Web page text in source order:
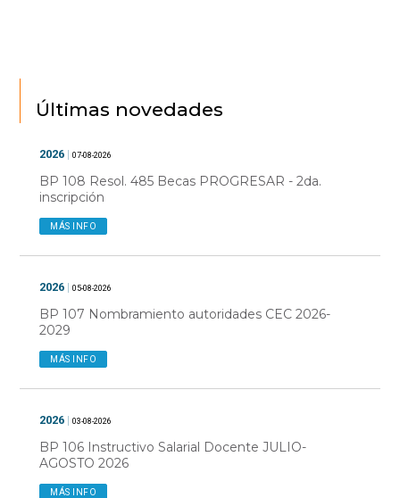
Últimas novedades
2026 | 07-08-2026
BP 108 Resol. 485 Becas PROGRESAR - 2da.
inscripción
MÁS INFO
2026 | 05-08-2026
BP 107 Nombramiento autoridades CEC 2026-
2029
MÁS INFO
2026 | 03-08-2026
BP 106 Instructivo Salarial Docente JULIO-
AGOSTO 2026
MÁS INFO